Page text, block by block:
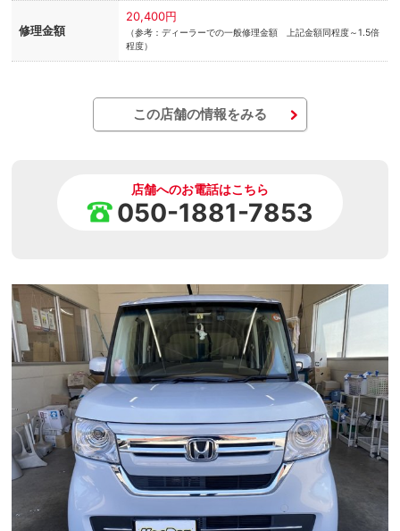
修理金額
20,400円
（参考：ディーラーでの一般修理金額 上記金額同程度～1.5倍
程度）
この店舗の情報をみる
店舗へのお電話はこちら
050-1881-7853